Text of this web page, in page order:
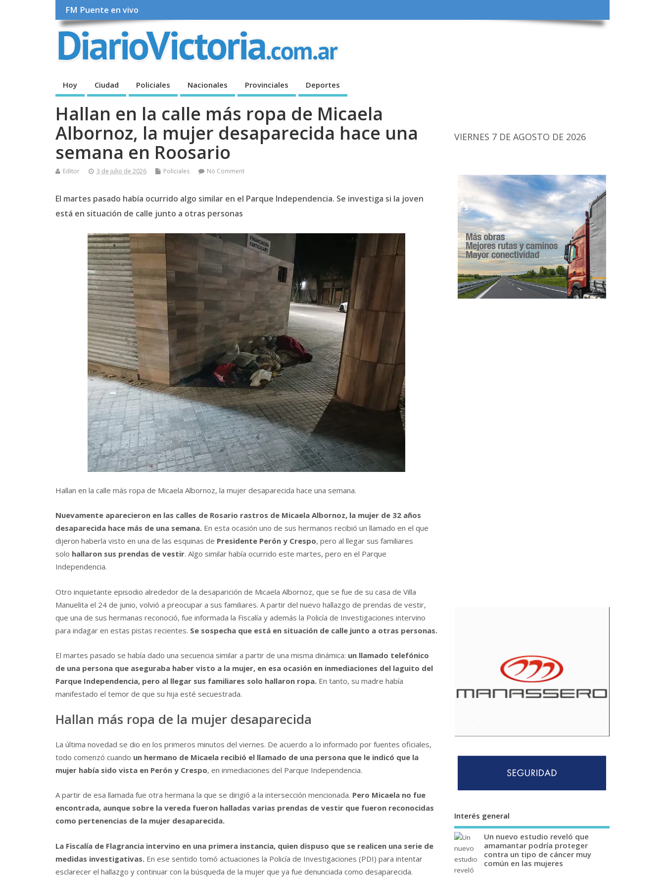
FM Puente en vivo
Hoy Ciudad Policiales Nacionales Provinciales Deportes
Hallan en la calle más ropa de Micaela
Albornoz, la mujer desaparecida hace una
semana en Roosario
Editor 3 de julio de 2026 Policiales No Comment
El martes pasado había ocurrido algo similar en el Parque Independencia. Se investiga si la joven
está en situación de calle junto a otras personas
Hallan en la calle más ropa de Micaela Albornoz, la mujer desaparecida hace una semana.
Nuevamente aparecieron en las calles de Rosario rastros de Micaela Albornoz, la mujer de 32 años
desaparecida hace más de una semana. En esta ocasión uno de sus hermanos recibió un llamado en el que
dijeron haberla visto en una de las esquinas de Presidente Perón y Crespo, pero al llegar sus familiares
solo hallaron sus prendas de vestir. Algo similar había ocurrido este martes, pero en el Parque
Independencia.
Otro inquietante episodio alrededor de la desaparición de Micaela Albornoz, que se fue de su casa de Villa
Manuelita el 24 de junio, volvió a preocupar a sus familiares. A partir del nuevo hallazgo de prendas de vestir,
que una de sus hermanas reconoció, fue informada la Fiscalía y además la Policía de Investigaciones intervino
para indagar en estas pistas recientes. Se sospecha que está en situación de calle junto a otras personas.
El martes pasado se había dado una secuencia similar a partir de una misma dinámica: un llamado telefónico
de una persona que aseguraba haber visto a la mujer, en esa ocasión en inmediaciones del laguito del
Parque Independencia, pero al llegar sus familiares solo hallaron ropa. En tanto, su madre había
manifestado el temor de que su hija esté secuestrada.
Hallan más ropa de la mujer desaparecida
La última novedad se dio en los primeros minutos del viernes. De acuerdo a lo informado por fuentes oficiales,
todo comenzó cuando un hermano de Micaela recibió el llamado de una persona que le indicó que la
mujer había sido vista en Perón y Crespo, en inmediaciones del Parque Independencia.
A partir de esa llamada fue otra hermana la que se dirigió a la intersección mencionada. Pero Micaela no fue
encontrada, aunque sobre la vereda fueron halladas varias prendas de vestir que fueron reconocidas
como pertenencias de la mujer desaparecida.
La Fiscalía de Flagrancia intervino en una primera instancia, quien dispuso que se realicen una serie de
medidas investigativas. En ese sentido tomó actuaciones la Policía de Investigaciones (PDI) para intentar
esclarecer el hallazgo y continuar con la búsqueda de la mujer que ya fue denunciada como desaparecida.
VIERNES 7 DE AGOSTO DE 2026
Interés general
Un nuevo estudio reveló que
amamantar podría proteger
contra un tipo de cáncer muy
común en las mujeres